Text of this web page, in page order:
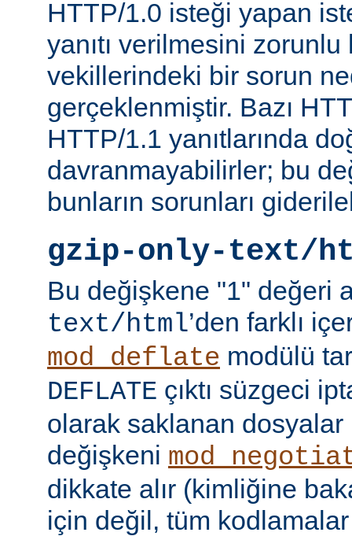
HTTP/1.0 isteği yapan
yanıtı verilmesini zorunlu
vekillerindeki bir sorun
gerçeklenmiştir. Bazı
HTTP/1.1 yanıtlarında
davranmayabilirler; bu
bunların sorunları
gzip-only-text/
Bu değişkene "1" değeri
text/html’den farklı
mod_deflate modülü
DEFLATE çıktı süzgeci
olarak saklanan dosyalar
değişkeni
dikkate alır (kimliğine
için değil, tüm